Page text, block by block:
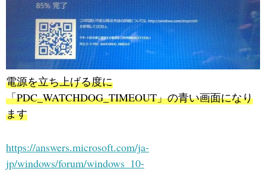
電源を立ち上げる度に
「PDC_WATCHDOG_TIMEOUT」の青い画面になり
ます
https://answers.microsoft.com/ja-
jp/windows/forum/windows_10-